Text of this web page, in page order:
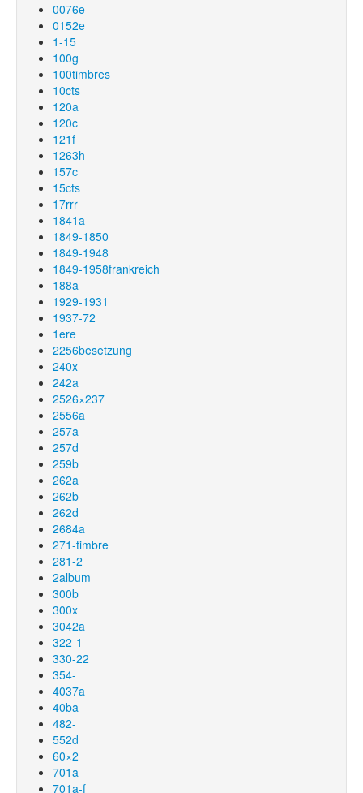
0076e
0152e
1-15
100g
100timbres
10cts
120a
120c
121f
1263h
157c
15cts
17rrr
1841a
1849-1850
1849-1948
1849-1958frankreich
188a
1929-1931
1937-72
1ere
2256besetzung
240x
242a
2526×237
2556a
257a
257d
259b
262a
262b
262d
2684a
271-timbre
281-2
2album
300b
300x
3042a
322-1
330-22
354-
4037a
40ba
482-
552d
60×2
701a
701a-f